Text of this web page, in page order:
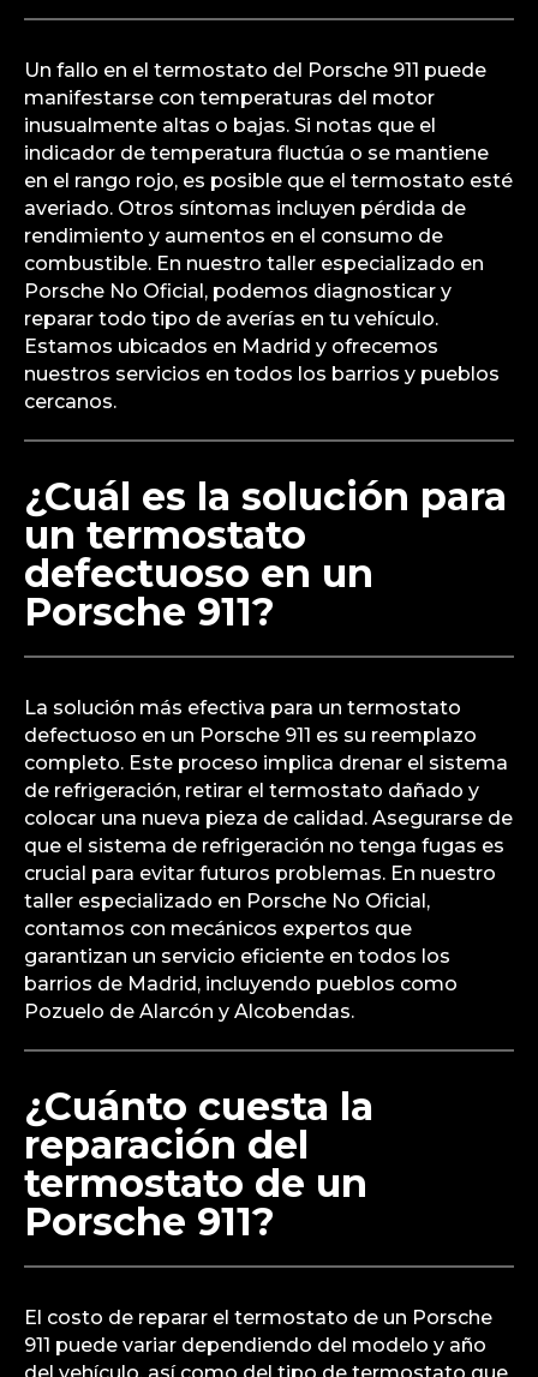
Un fallo en el termostato del Porsche 911 puede
manifestarse con temperaturas del motor
inusualmente altas o bajas. Si notas que el
indicador de temperatura fluctúa o se mantiene
en el rango rojo, es posible que el termostato esté
averiado. Otros síntomas incluyen pérdida de
rendimiento y aumentos en el consumo de
combustible. En nuestro taller especializado en
Porsche No Oficial, podemos diagnosticar y
reparar todo tipo de averías en tu vehículo.
Estamos ubicados en Madrid y ofrecemos
nuestros servicios en todos los barrios y pueblos
cercanos.
¿Cuál es la solución para
un termostato
defectuoso en un
Porsche 911?
La solución más efectiva para un termostato
defectuoso en un Porsche 911 es su reemplazo
completo. Este proceso implica drenar el sistema
de refrigeración, retirar el termostato dañado y
colocar una nueva pieza de calidad. Asegurarse de
que el sistema de refrigeración no tenga fugas es
crucial para evitar futuros problemas. En nuestro
taller especializado en Porsche No Oficial,
contamos con mecánicos expertos que
garantizan un servicio eficiente en todos los
barrios de Madrid, incluyendo pueblos como
Pozuelo de Alarcón y Alcobendas.
¿Cuánto cuesta la
reparación del
termostato de un
Porsche 911?
El costo de reparar el termostato de un Porsche
911 puede variar dependiendo del modelo y año